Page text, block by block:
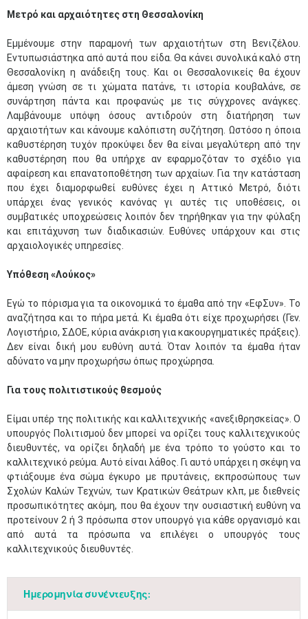
Μετρό και αρχαιότητες στη Θεσσαλονίκη
Εμμένουμε στην παραμονή των αρχαιοτήτων στη Βενιζέλου.
Εντυπωσιάστηκα από αυτά που είδα. Θα κάνει συνολικά καλό στη
Θεσσαλονίκη η ανάδειξη τους. Και οι Θεσσαλονικείς θα έχουν
άμεση γνώση σε τι χώματα πατάνε, τι ιστορία κουβαλάνε, σε
συνάρτηση πάντα και προφανώς με τις σύγχρονες ανάγκες.
Λαμβάνουμε υπόψη όσους αντιδρούν στη διατήρηση των
αρχαιοτήτων και κάνουμε καλόπιστη συζήτηση. Ωστόσο η όποια
καθυστέρηση τυχόν προκύψει δεν θα είναι μεγαλύτερη από την
καθυστέρηση που θα υπήρχε αν εφαρμοζόταν το σχέδιο για
αφαίρεση και επανατοποθέτηση των αρχαίων. Για την κατάσταση
που έχει διαμορφωθεί ευθύνες έχει η Αττικό Μετρό, διότι
υπάρχει ένας γενικός κανόνας γι αυτές τις υποθέσεις, οι
συμβατικές υποχρεώσεις λοιπόν δεν τηρήθηκαν για την φύλαξη
και επιτάχυνση των διαδικασιών. Ευθύνες υπάρχουν και στις
αρχαιολογικές υπηρεσίες.
Υπόθεση «Λούκος»
Εγώ το πόρισμα για τα οικονομικά το έμαθα από την «ΕφΣυν». Το
αναζήτησα και το πήρα μετά. Κι έμαθα ότι είχε προχωρήσει (Γεν.
Λογιστήριο, ΣΔΟΕ, κύρια ανάκριση για κακουργηματικές πράξεις).
Δεν είναι δική μου ευθύνη αυτά. Όταν λοιπόν τα έμαθα ήταν
αδύνατο να μην προχωρήσω όπως προχώρησα.
Για τους πολιτιστικούς θεσμούς
Είμαι υπέρ της πολιτικής και καλλιτεχνικής «ανεξιθρησκείας». Ο
υπουργός Πολιτισμού δεν μπορεί να ορίζει τους καλλιτεχνικούς
διευθυντές, να ορίζει δηλαδή με ένα τρόπο το γούστο και το
καλλιτεχνικό ρεύμα. Αυτό είναι λάθος. Γι αυτό υπάρχει η σκέψη να
φτιάξουμε ένα σώμα έγκυρο με πρυτάνεις, εκπροσώπους των
Σχολών Καλών Τεχνών, των Κρατικών Θεάτρων κλπ, με διεθνείς
προσωπικότητες ακόμη, που θα έχουν την ουσιαστική ευθύνη να
προτείνουν 2 ή 3 πρόσωπα στον υπουργό για κάθε οργανισμό και
από αυτά τα πρόσωπα να επιλέγει ο υπουργός τους
καλλιτεχνικούς διευθυντές.
Ημερομηνία συνέντευξης:
Μαϊ1
•
2
•
3
•
4
•
5
•
6
•
7
•
8
•
9
•
10
•
11
•
12
•
13
•
14
•
15
•
16
• • • • ••• ••• •••
•
25
•
26
•
27
• • • •